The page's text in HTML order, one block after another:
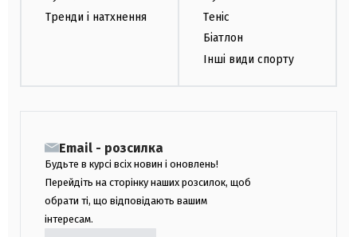
Тренди і натхнення
Теніс
Біатлон
Інші види спорту
Email - розсилка
Будьте в курсі всіх новин і оновлень!
Перейдіть на сторінку наших розсилок, щоб
обрати ті, що відповідають вашим
інтересам.